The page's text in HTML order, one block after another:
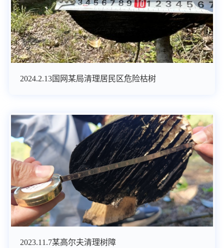
2024.2.13国网某局清理居民区危险枯树
2023.11.7某高尔夫清理树障